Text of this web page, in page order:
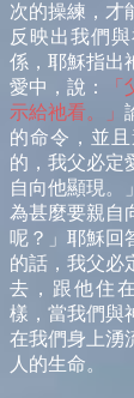
次的操練，才
反映出我們
係，耶穌指出
愛中，說：
示給祂看。」
的命令，並
的，我父必定
自向他顯現。
為甚麼要親自
呢？」耶穌回
的話，我父必
去，跟他住
樣，當我們與
在我們身上湧
人的生命。